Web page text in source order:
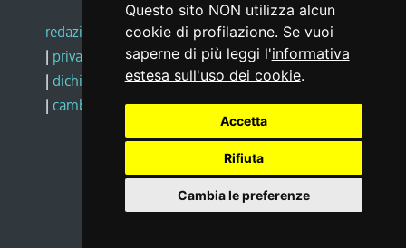
Questo sito NON utilizza alcun
cookie di profilazione. Se vuoi
saperne di più leggi l'informativa
estesa sull'uso dei cookie.
Accetta
Rifiuta
Cambia le preferenze
redazione web |note legali |glossario
| privacy
social media policy
| dichiarazione di accessibilità |feedback
| cambio preferenze cookie
Realizzato da